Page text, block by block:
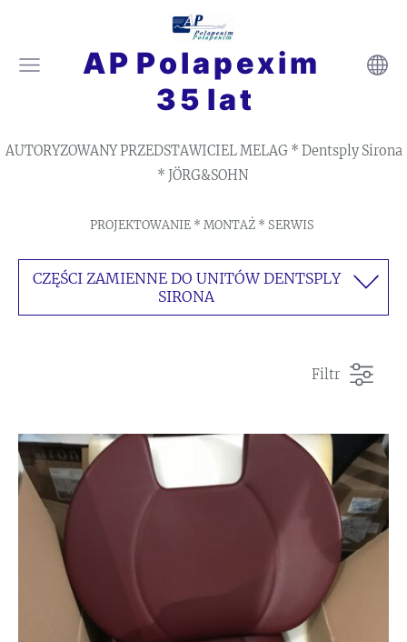
A P P o l a p e x i m
3 5 l a t
AUTORYZOWANY PRZEDSTAWICIEL MELAG * Dentsply Sirona
* JÖRG&SOHN
PROJEKTOWANIE * MONTAŻ * SERWIS
CZĘŚCI ZAMIENNE DO UNITÓW DENTSPLY
SIRONA
Filtr